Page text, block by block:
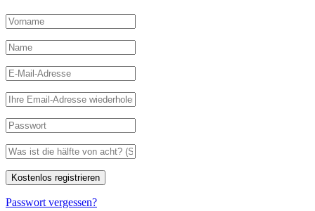
Passwort vergessen?